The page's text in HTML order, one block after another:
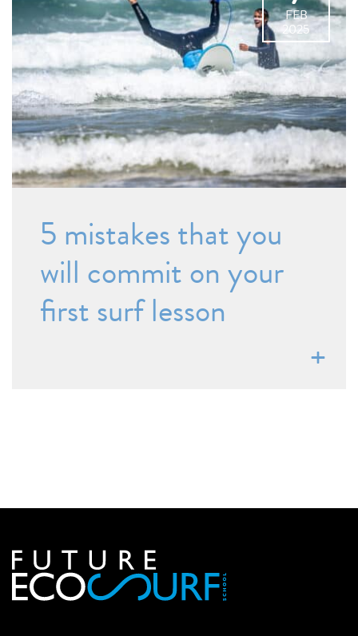
FEB
2025
5 mistakes that you
will commit on your
first surf lesson